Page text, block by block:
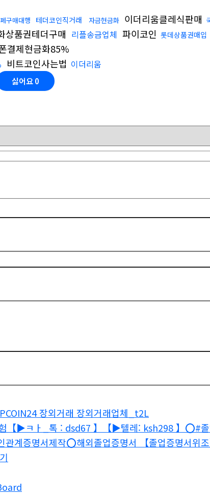
구매대행 테더코인직거래 자금현금화 이더리움클레식판매
상품권테더구매 리플송금업체 파이코인 롯데상품권매입
결제현금화85%
비트코인사는법 이더리움
싫어요0
장외거래 장외거래업체_t2L
【▶ㅋㅏ_톡 : dsd67 】【▶텔레: ksh298 】⭕️#
관계증명서제작⭕️해외졸업증명서 【졸업증명서